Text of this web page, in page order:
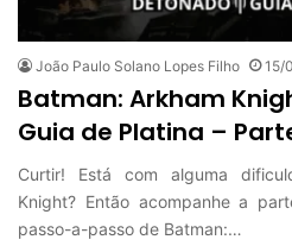
João Paulo Solano Lopes Filho 15/
Batman: Arkham
Guia de Platina –
Curtir! Está com alguma
Knight? Então acompanhe a
passo-a-passo de Batman:…